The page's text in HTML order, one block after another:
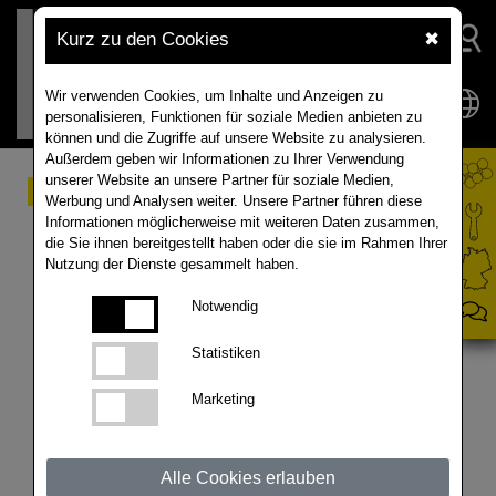
Kurz zu den Cookies ✖
Wir verwenden Cookies, um Inhalte und Anzeigen zu
personalisieren, Funktionen für soziale Medien anbieten zu
können und die Zugriffe auf unsere Website zu analysieren.
Außerdem geben wir Informationen zu Ihrer Verwendung
unserer Website an unsere Partner für soziale Medien,
Werbung und Analysen weiter. Unsere Partner führen diese
Informationen möglicherweise mit weiteren Daten zusammen,
die Sie ihnen bereitgestellt haben oder die sie im Rahmen Ihrer
Nutzung der Dienste gesammelt haben.
Notwendig
Statistiken
Marketing
Alle Cookies erlauben
RAPOOL Rapsprofi trifft
MÜTHING Mulchprofi -
Stoppelbearbeitung
nach Raps
Wie bearbeitet man seine Rapsstoppeln nach der
Ernte und in der Trockenheit? Wir haben uns mit
860 Vario hinter einem Fendt 828 auf den